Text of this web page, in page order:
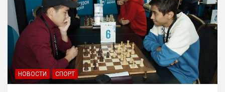
НОВОСТИ СПОРТ